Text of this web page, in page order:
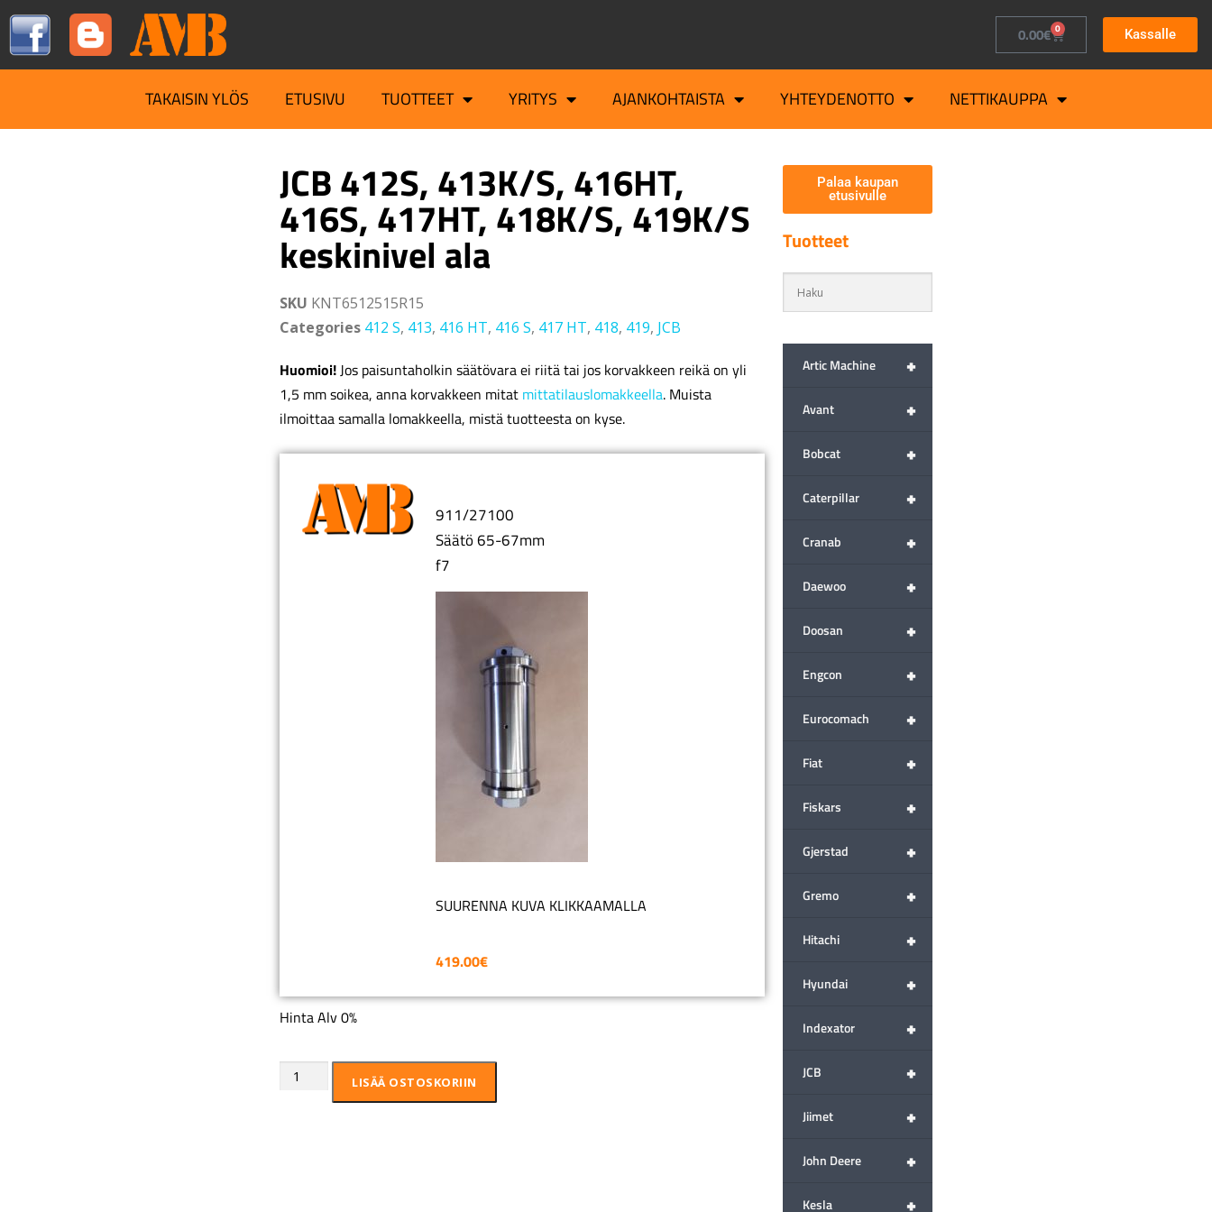
0.00€ 0 Kassalle
TAKAISIN YLÖS ETUSIVU TUOTTEET YRITYS AJANKOHTAISTA YHTEYDENOTTO NETTIKAUPPA
JCB 412S, 413K/S, 416HT,
416S, 417HT, 418K/S, 419K/S
keskinivel ala
SKU KNT6512515R15
Categories 412 S, 413, 416 HT, 416 S, 417 HT, 418, 419, JCB
Huomioi!Jos paisuntaholkin säätövara ei riitä tai jos korvakkeen reikä on yli
1,5 mm soikea, anna korvakkeen mitat mittatilauslomakkeella. Muista
ilmoittaa samalla lomakkeella, mistä tuotteesta on kyse.
911/27100
Säätö 65-67mm
f7
SUURENNA KUVA KLIKKAAMALLA
419.00€
Hinta Alv 0%
LISÄÄ OSTOSKORIIN
Palaa kaupan
etusivulle
Tuotteet
+
Artic Machine
+
Avant
+
Bobcat
+
Caterpillar
+
Cranab
+
Daewoo
+
Doosan
+
Engcon
+
Eurocomach
+
Fiat
+
Fiskars
+
Gjerstad
+
Gremo
+
Hitachi
+
Hyundai
+
Indexator
+
JCB
+
Jiimet
+
John Deere
+
Kesla